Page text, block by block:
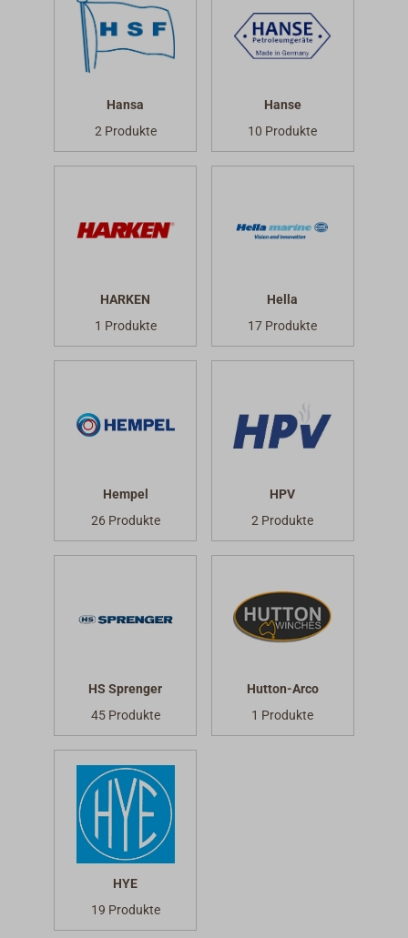
Hansa
2 Produkte
Hanse
10 Produkte
HARKEN
1 Produkte
Hella
17 Produkte
Hempel
26 Produkte
HPV
2 Produkte
HS Sprenger
45 Produkte
Hutton-Arco
1 Produkte
HYE
19 Produkte